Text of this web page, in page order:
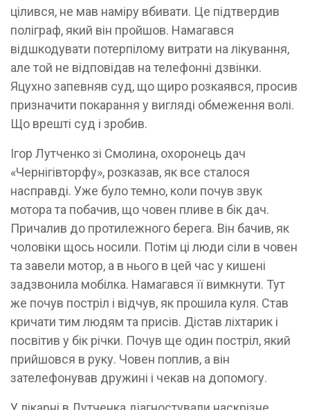
цілився, не мав наміру вбивати. Це підтвердив
поліграф, який він пройшов. Намагався
відшкодувати потерпілому витрати на лікування,
але той не відповідав на телефонні дзвінки.
Яцухно запевняв суд, що щиро розкаявся, просив
призначити покарання у вигляді обмеження волі.
Що врешті суд і зробив.
Ігор Лутченко зі Смолина, охоронець дач
«Чернігівторфу», розказав, як все сталося
насправді. Уже було темно, коли почув звук
мотора та побачив, що човен пливе в бік дач.
Причалив до протилежного берега. Він бачив, як
чоловіки щось носили. Потім ці люди сіли в човен
та завели мотор, а в нього в цей час у кишені
задзвонила мобілка. Намагався її вимкнути. Тут
же почув постріл і відчув, як прошила куля. Став
кричати тим людям та присів. Дістав ліхтарик і
посвітив у бік річки. Почув ще один постріл, який
прийшовся в руку. Човен поплив, а він
зателефонував дружині і чекав на допомогу.